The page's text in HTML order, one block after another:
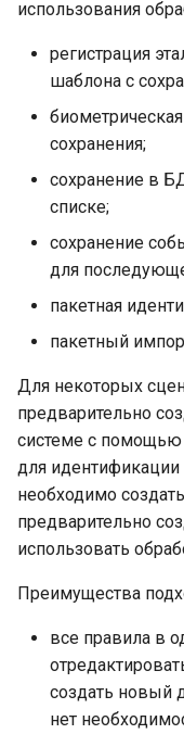
использования
регистрация
шаблона с
сохранения;
сохранение в
списке;
сохранение
для
пакетная
пакетный
Для некоторых
предварительно
системе с помощью
для идентификации
необходимо
предварительно
использовать
Преимущества
все правила в
создать новый
нет